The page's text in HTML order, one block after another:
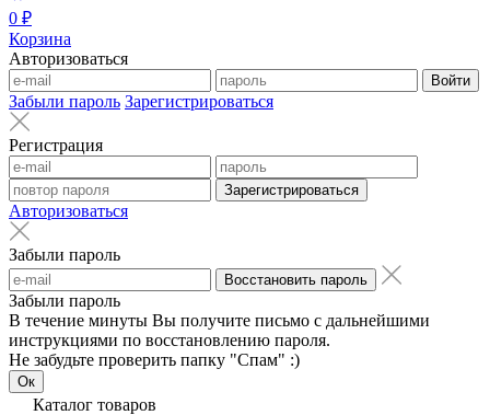
0 ₽
Корзина
Авторизоваться
Войти
Забыли пароль Зарегистрироваться
Регистрация
Зарегистрироваться
Авторизоваться
Забыли пароль
Восстановить пароль
Забыли пароль
В течение минуты Вы получите письмо с дальнейшими
инструкциями по восстановлению пароля.
Не забудьте проверить папку "Спам" :)
Ок
Каталог товаров